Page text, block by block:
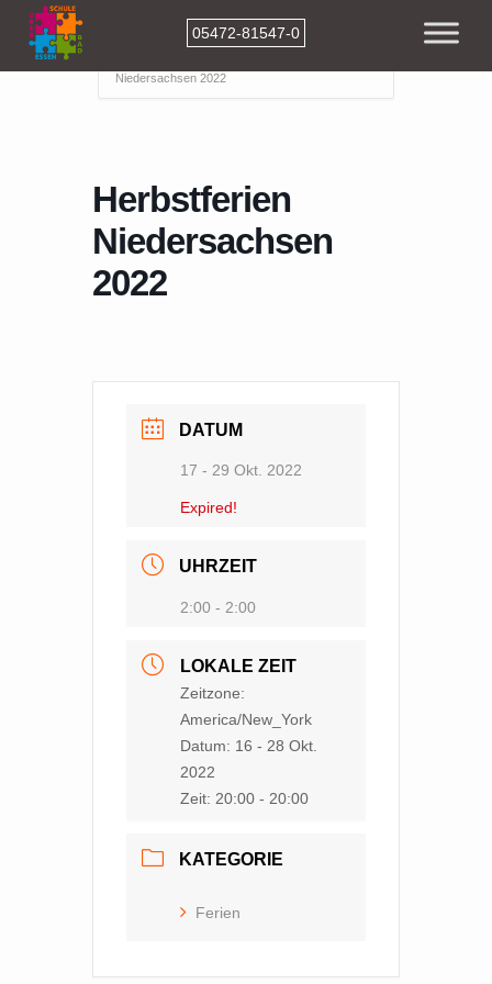
05472-81547-0
Events
Herbstferien
Niedersachsen 2022
Herbstferien
Niedersachsen
2022
DATUM
17 - 29 Okt. 2022
Expired!
UHRZEIT
2:00 - 2:00
LOKALE ZEIT
Zeitzone:
America/New_York
Datum: 16 - 28 Okt.
2022
Zeit: 20:00 - 20:00
KATEGORIE
Ferien